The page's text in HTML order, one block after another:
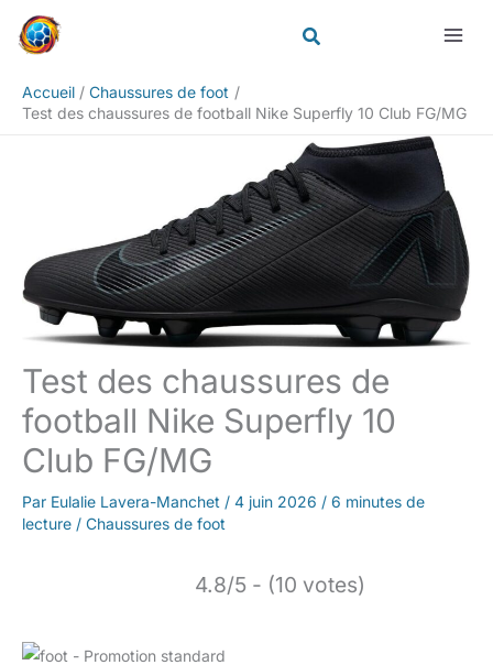
Accueil
Chaussures de foot
Test des chaussures de football Nike Superfly 10 Club FG/MG
Test des chaussures de
football Nike Superfly 10
Club FG/MG
Par Eulalie Lavera-Manchet / 4 juin 2026 / 6 minutes de
lecture / Chaussures de foot
4.8/5 - (10 votes)
Rechercher